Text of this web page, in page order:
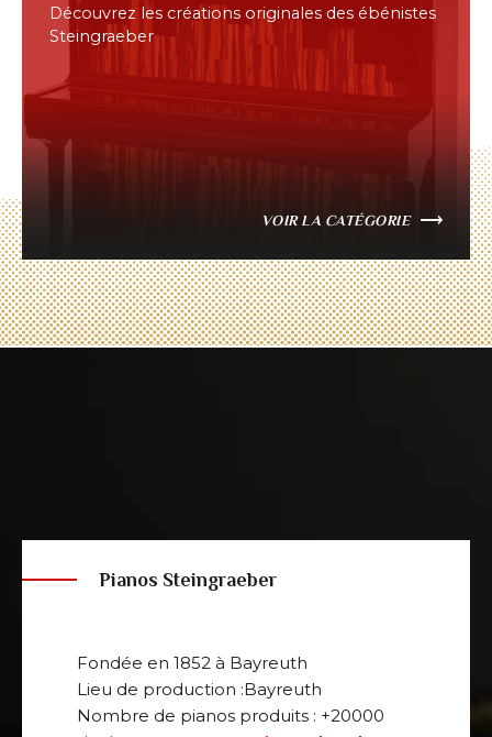
Découvrez les créations originales des ébénistes
Steingraeber
VOIR LA CATÉGORIE
Pianos Steingraeber
Fondée en 1852 à Bayreuth
Lieu de production :Bayreuth
Nombre de pianos produits : +20000